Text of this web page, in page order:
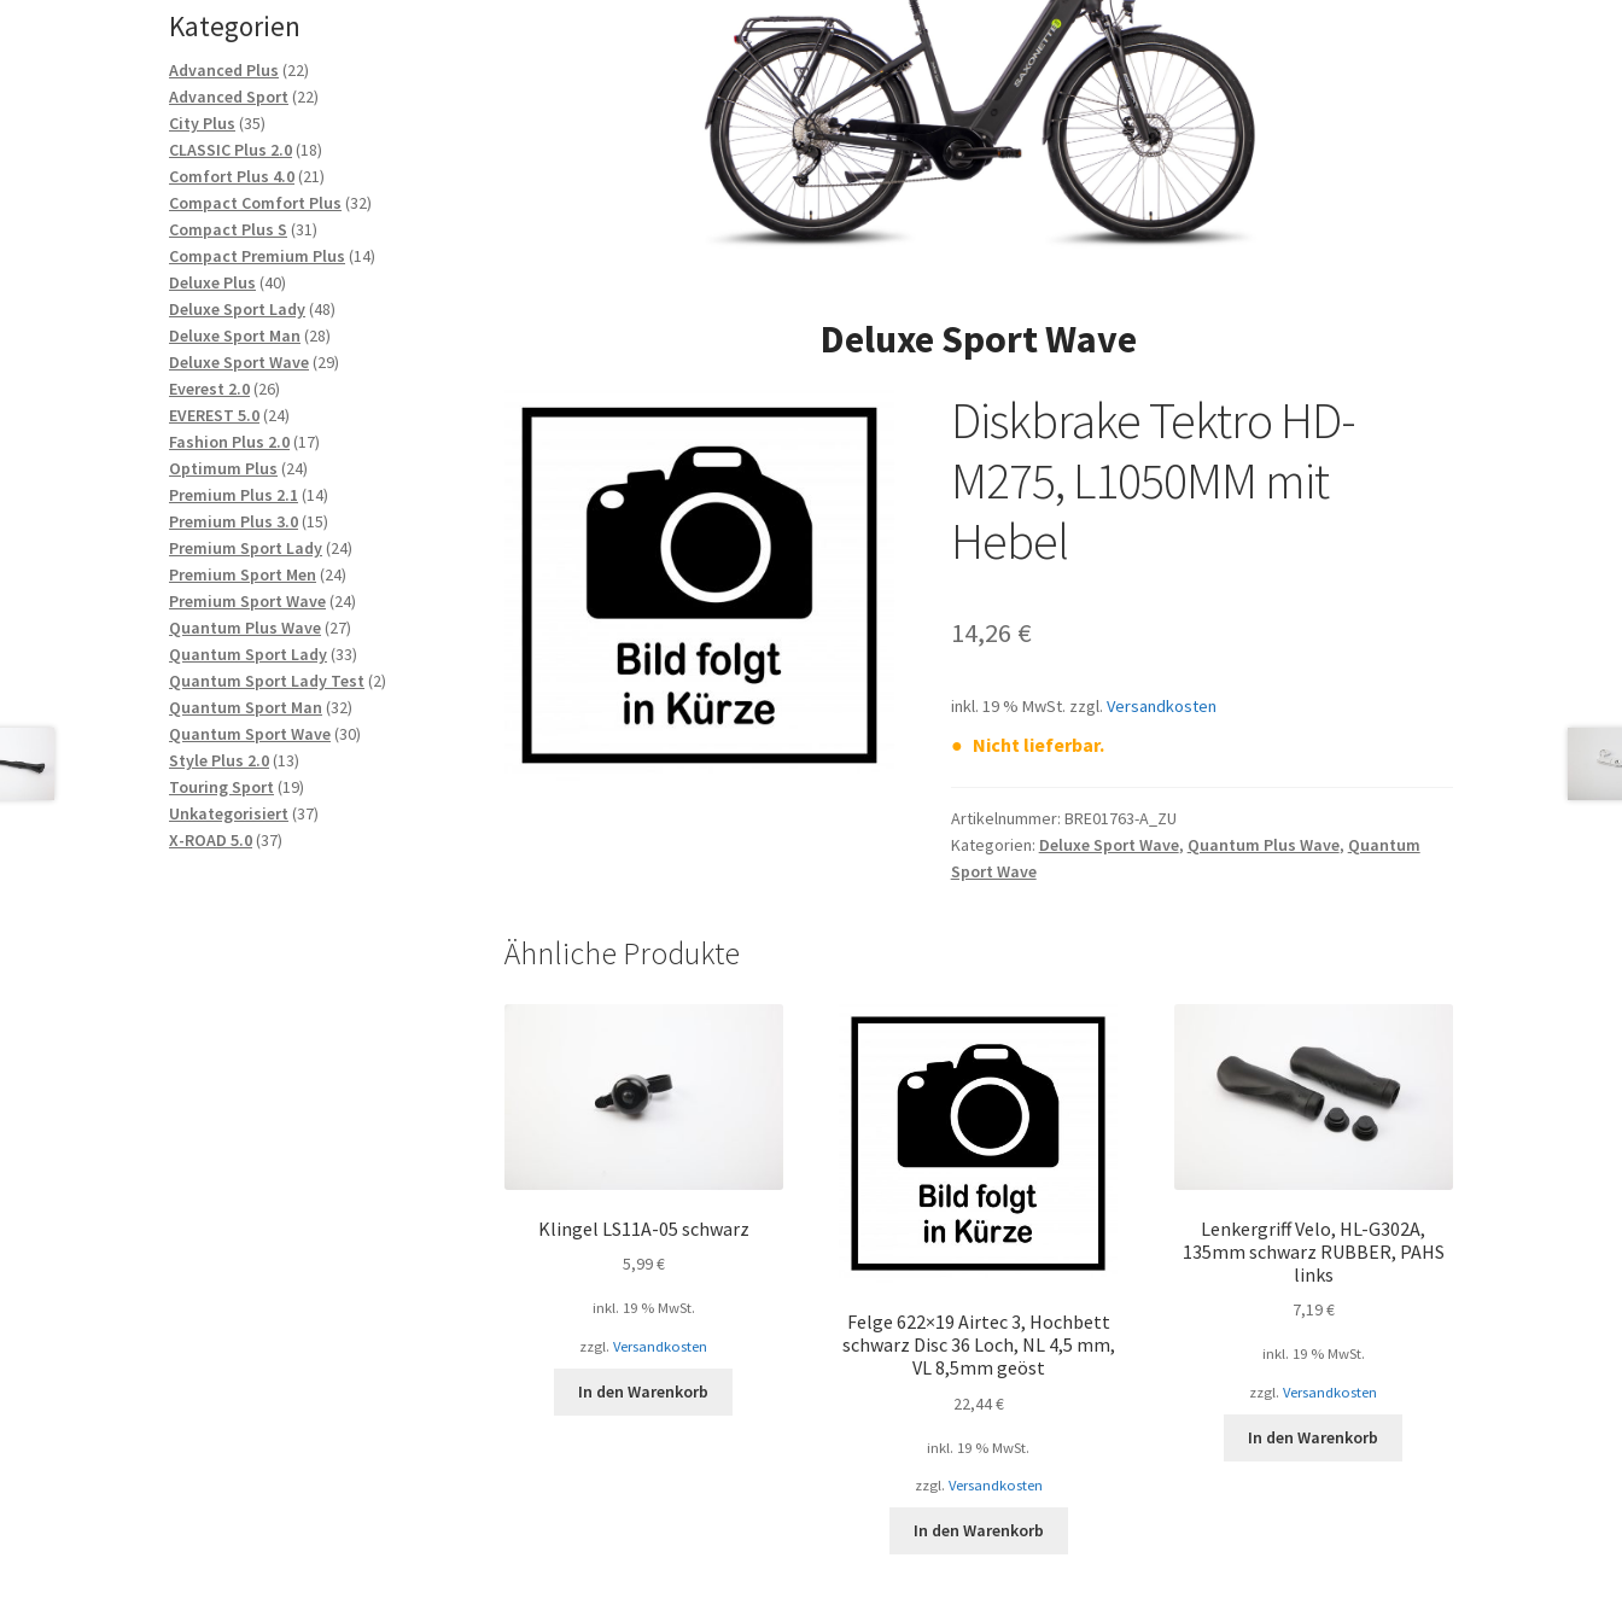
Deluxe Sport Wave
Diskbrake Tektro HD-
M275, L1050MM mit
Hebel
14,26 €
inkl. 19 % MwSt. zzgl. Versandkosten
Nicht lieferbar.
Artikelnummer: BRE01763-A_ZU
Kategorien: Deluxe Sport Wave, Quantum Plus Wave, Quantum
Sport Wave
Ähnliche Produkte
Klingel LS11A-05 schwarz
5,99€
inkl. 19 % MwSt.
zzgl.Versandkosten
In den Warenkorb
Felge 622×19 Airtec 3, Hochbett
schwarz Disc 36 Loch, NL 4,5 mm,
VL 8,5mm geöst
22,44€
inkl. 19 % MwSt.
zzgl. Versandkosten
In den Warenkorb
Lenkergriff Velo, HL-G302A,
135mm schwarz RUBBER, PAHS
links
7,19€
inkl. 19 % MwSt.
zzgl.Versandkosten
In den Warenkorb
Kategorien
Advanced Plus 2222
Produkte
Advanced Sport 2222
City Plus 3535
Produkte
CLASSIC Plus 2.0 1818
Produkte
Comfort Plus 4.0 2121
Produkte
Compact Comfort Plus 3232
Compact Plus S 3131
Produkte
Compact Premium Plus 1414
Deluxe Plus 4040
Produkte
Deluxe Sport Lady 4848
Deluxe Sport Man 2828
Produkte
Deluxe Sport Wave 2929
Everest 2.0 2626
Produkte
EVEREST 5.0 2424
Produkte
Fashion Plus 2.0 1717
Optimum Plus 2424
Produkte
Premium Plus 2.1 1414
Produkte
Premium Plus 3.0 1515
Produkte
Premium Sport Lady 2424
Premium Sport Men 2424
Produkte
Premium Sport Wave 2424
Quantum Plus Wave 2727
Produkte
Quantum Sport Lady 3333
Produkte
Quantum Sport Lady Test 22
Quantum Sport Man 3232
Produkte
Quantum Sport Wave 3030
Style Plus 2.0 1313
Produkte
Touring Sport 1919
Produkte
Unkategorisiert 3737
X-ROAD 5.0 3737